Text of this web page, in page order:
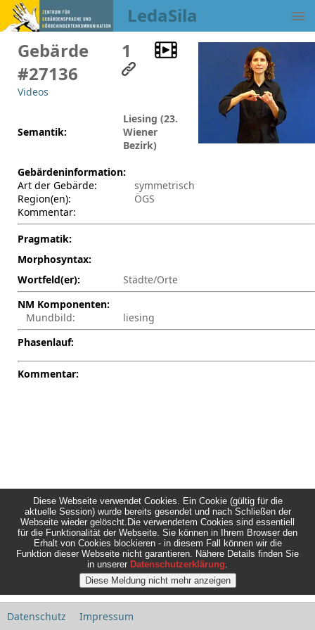
LedaSila
Gebärde
#27136
Videos
1
Semantik:
Liesing (23.
Wiener
Bezirk)
Gebärdeninformation:
Art der Gebärde:
symmetrisch
Region(en):
ÖGS
Kommentar:
Pragmatik:
Morphosyntax:
Wortfeld(er):
Städte/Orte
NM Komponenten:
Mundbild:
liesing
Phasenlauf:
Kommentar:
Datenschutz Impressum
Diese Webseite verwendet Cookies. Ein Cookie (gültig für die
aktuelle Session) wurde bereits gesendet und nach Schließen der
Webseite wieder gelöscht.Die verwendetem Cookies sind essentiell
für die Funktionalität der Webseite. Sie können in Ihrem Browser den
Erhalt von Cookies blockieren - in diesem Fall können wir die
Funktion dieser Webseite nicht garantieren. Nähere Details finden Sie
in unserer Datenschutzerklärung.